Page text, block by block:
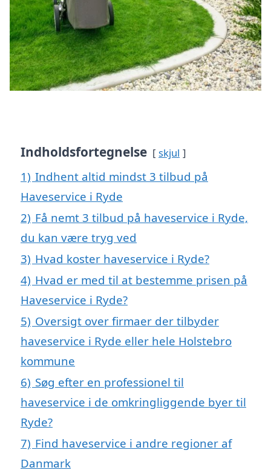
Indholdsfortegnelse skjul
1) Indhent altid mindst 3 tilbud på
Haveservice i Ryde
2) Få nemt 3 tilbud på haveservice i Ryde,
du kan være tryg ved
3) Hvad koster haveservice i Ryde?
4) Hvad er med til at bestemme prisen på
Haveservice i Ryde?
5) Oversigt over firmaer der tilbyder
haveservice i Ryde eller hele Holstebro
kommune
6) Søg efter en professionel til
haveservice i de omkringliggende byer til
Ryde?
7) Find haveservice i andre regioner af
Danmark